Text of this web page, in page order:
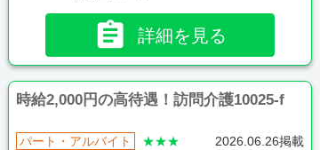
 詳細を見る
時給2,000円の高待遇！訪問介護10025-f
パート・アルバイト ★★★ 2026.06.26掲載